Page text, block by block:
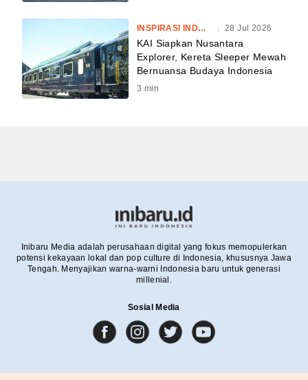
INSPIRASI INDONESIA . 28 Jul 2026
KAI Siapkan Nusantara
Explorer, Kereta Sleeper Mewah
Bernuansa Budaya Indonesia
3 min
Inibaru Media adalah perusahaan digital yang fokus memopulerkan
potensi kekayaan lokal dan pop culture di Indonesia, khususnya Jawa
Tengah. Menyajikan warna-warni Indonesia baru untuk generasi
millenial.
Sosial Media